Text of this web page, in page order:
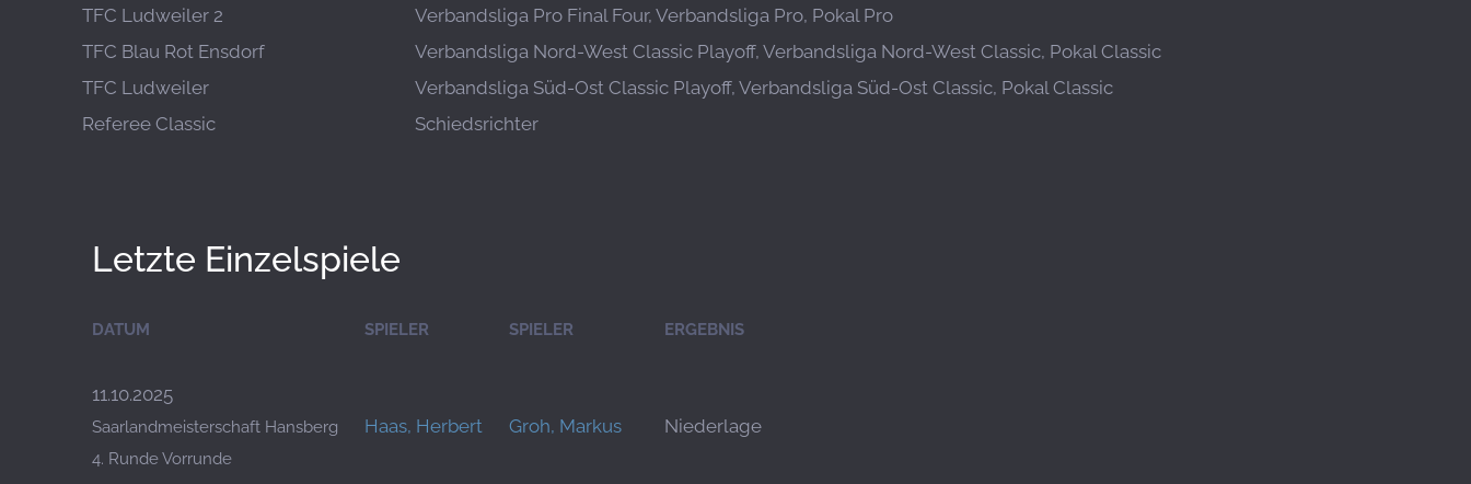
TFC Ludweiler 2
Verbandsliga Pro Final Four, Verbandsliga Pro, Pokal Pro
TFC Blau Rot Ensdorf
Verbandsliga Nord-West Classic Playoff, Verbandsliga Nord-West Classic, Pokal Classic
TFC Ludweiler
Verbandsliga Süd-Ost Classic Playoff, Verbandsliga Süd-Ost Classic, Pokal Classic
Referee Classic
Schiedsrichter
Letzte Einzelspiele
DATUM SPIELER SPIELER ERGEBNIS
11.10.2025
Saarlandmeisterschaft Hansberg
4. Runde Vorrunde
Haas, Herbert Groh, Markus Niederlage